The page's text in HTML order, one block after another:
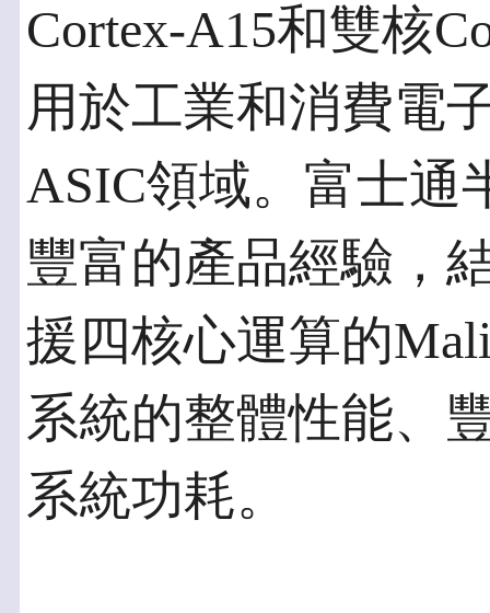
Cortex-A15和雙核
用於工業和消費電
ASIC領域。富士通
豐富的產品經驗，
援四核心運算的
系統的整體性能、
系統功耗。